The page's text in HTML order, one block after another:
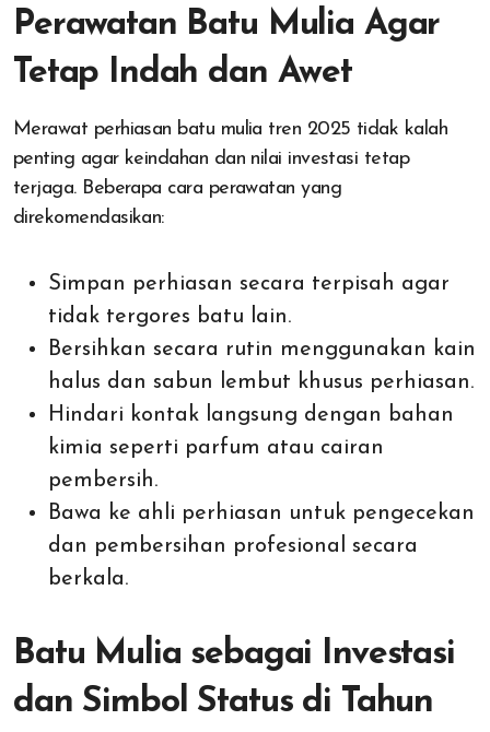
Perawatan Batu Mulia Agar
Tetap Indah dan Awet
Merawat perhiasan batu mulia tren 2025 tidak kalah
penting agar keindahan dan nilai investasi tetap
terjaga. Beberapa cara perawatan yang
direkomendasikan:
Simpan perhiasan secara terpisah agar
tidak tergores batu lain.
Bersihkan secara rutin menggunakan kain
halus dan sabun lembut khusus perhiasan.
Hindari kontak langsung dengan bahan
kimia seperti parfum atau cairan
pembersih.
Bawa ke ahli perhiasan untuk pengecekan
dan pembersihan profesional secara
berkala.
Batu Mulia sebagai Investasi
dan Simbol Status di Tahun